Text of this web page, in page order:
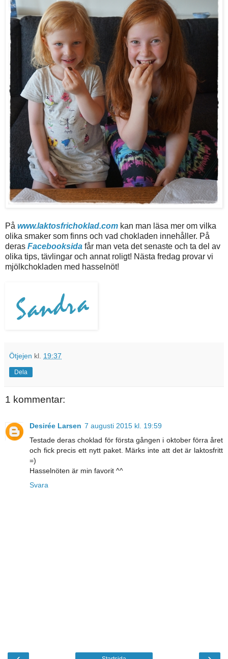
På www.laktosfrichoklad.com kan man läsa mer om vilka
olika smaker som finns och vad chokladen innehåller. På
deras Facebooksida får man veta det senaste och ta del av
olika tips, tävlingar och annat roligt! Nästa fredag provar vi
mjölkchokladen med hasselnöt!
Ötjejen kl. 19:37
Dela
1 kommentar:
Desirée Larsen 7 augusti 2015 kl. 19:59
Testade deras choklad för första gången i oktober förra året
och fick precis ett nytt paket. Märks inte att det är laktosfritt
=)
Hasselnöten är min favorit ^^
Svara